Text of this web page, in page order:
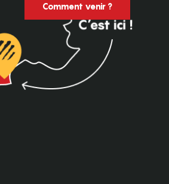
Comment venir ?